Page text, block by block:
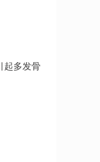
起多发骨